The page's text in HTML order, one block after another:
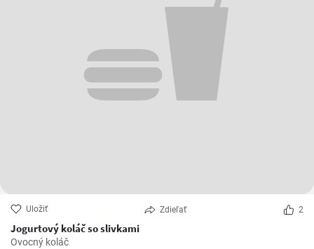
Uložiť Zdieľať 2
Jogurtový koláč so slivkami
Ovocný koláč